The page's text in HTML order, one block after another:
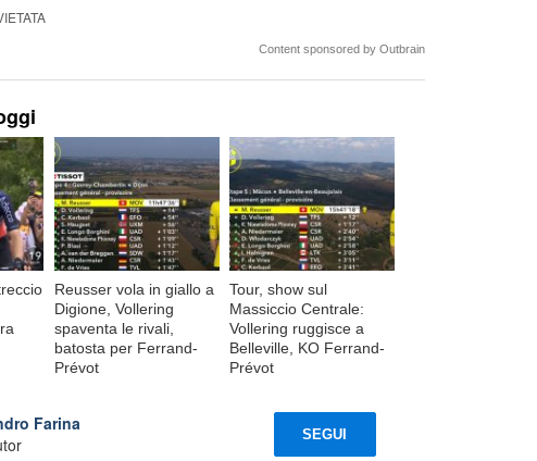
Content sponsored by Outbrain
Reusser vola in giallo a
Digione, Vollering
spaventa le rivali,
batosta per Ferrand-
Prévot
Tour, show sul
Massiccio Centrale:
Vollering ruggisce a
Belleville, KO Ferrand-
Prévot
Farina
SEGUI